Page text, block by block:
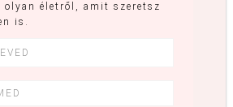
olyan életről, amit szeretsz
is.